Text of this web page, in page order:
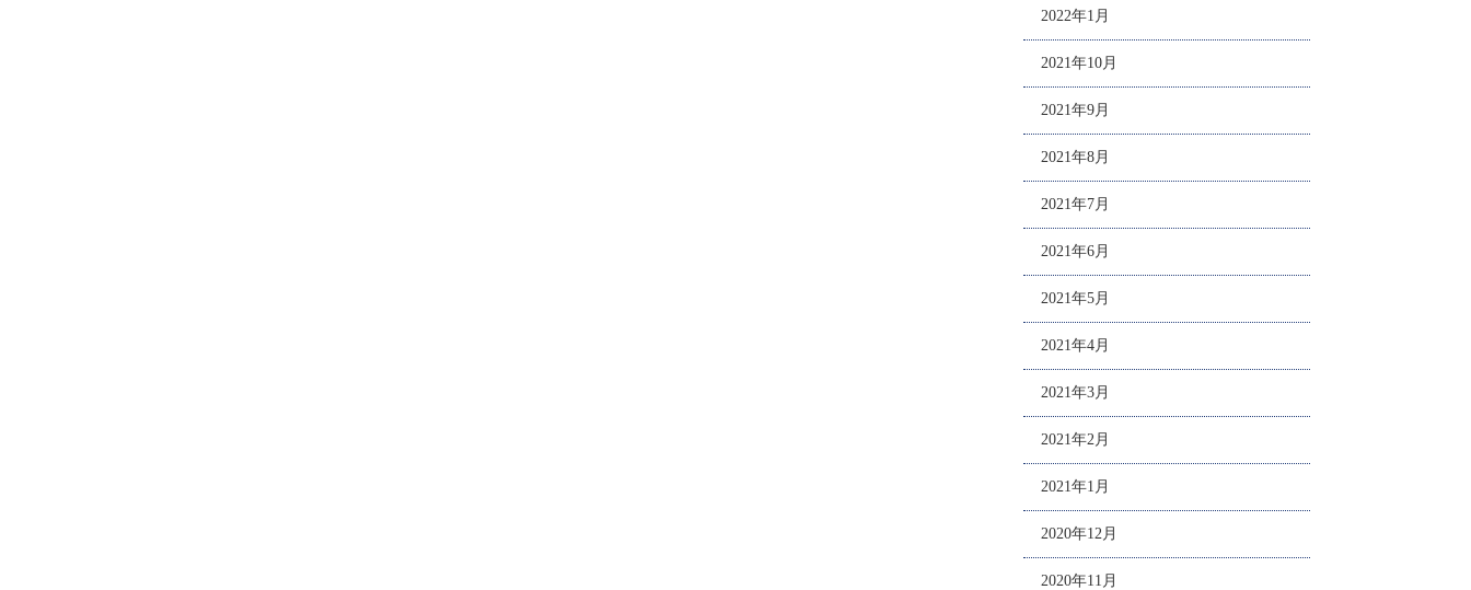
2022年1月
2021年10月
2021年9月
2021年8月
2021年7月
2021年6月
2021年5月
2021年4月
2021年3月
2021年2月
2021年1月
2020年12月
2020年11月